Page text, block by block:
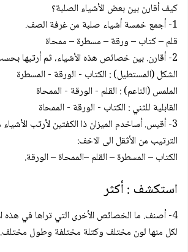
كيف أقارن بين بعض الأشياء الصلبة؟
1- أجمع خمسة أشياء صلبة من غرفة الصف.
قلم – كتاب – ورقة – مسطرة – ممحاة
2- أقارن. بين خصائص هذه الأشياء، ثم أرتبها بحسب خصائصها.
الشكل (المستطيل) : الكتاب - الورقة - المسطرة
الملمس (الناعم) : القلم - الورقة - الممحاة
القابلية للثني : الكتاب - الورقة - الممحاة
3- أقيس. أساخدم الميزان ذا الكفتين لأرتب الأشياء من الأثقل إلى الاخف.
الترتيب من الأثقل الى الاخف:
الكتاب – المسطرة – القلم –الممحاة – الورقة.
استكشف : أكثر
4- أصنف. ما الخصائص الأخرى التي تراها في هذه الاشياء؟.
لكل منها لون مختلف وكتلة مختلفة وطول مختلف.